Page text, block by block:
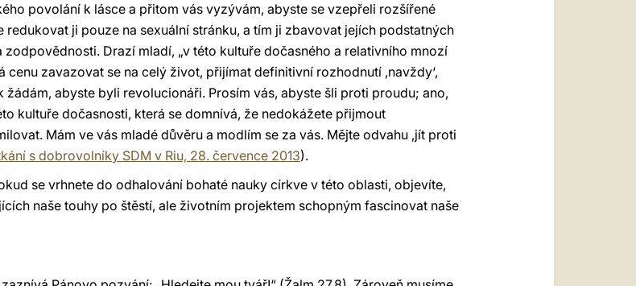
povolání k lásce a přitom vás vyzývám, abyste se vzepřeli rozšířené
ji pouze na sexuální stránku, a tím ji zbavovat jejích podstatných
Drazí mladí, „v této kultuře dočasného a relativního mnozí
cenu zavazovat se na celý život, přijímat definitivní rozhodnutí ‚navždy‘,
abyste byli revolucionáři. Prosím vás, abyste šli proti proudu; ano,
kultuře dočasnosti, která se domnívá, že nedokážete přijmout
Mám ve vás mladé důvěru a modlím se za vás. Mějte odvahu ‚jít proti
s dobrovolníky SDM v Riu, 28. července 2013).
se vrhnete do odhalování bohaté nauky církve v této oblasti, objevíte,
naše touhy po štěstí, ale životním projektem schopným fascinovat naše